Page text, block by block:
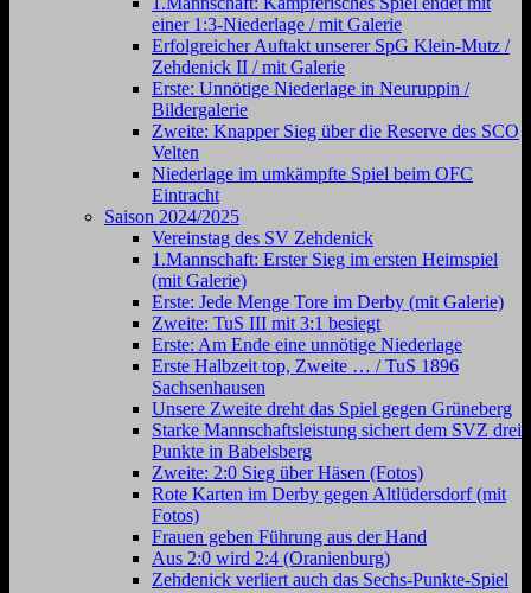
einer 1:3-Niederlage / mit Galerie
Erfolgreicher Auftakt unserer SpG Klein-Mutz /
Zehdenick II / mit Galerie
Erste: Unnötige Niederlage in Neuruppin /
Bildergalerie
Zweite: Knapper Sieg über die Reserve des SCO
Velten
Niederlage im umkämpfte Spiel beim OFC
Eintracht
Saison 2024/2025
Vereinstag des SV Zehdenick
1.Mannschaft: Erster Sieg im ersten Heimspiel
(mit Galerie)
Erste: Jede Menge Tore im Derby (mit Galerie)
Zweite: TuS III mit 3:1 besiegt
Erste: Am Ende eine unnötige Niederlage
Erste Halbzeit top, Zweite … / TuS 1896
Sachsenhausen
Unsere Zweite dreht das Spiel gegen Grüneberg
Starke Mannschaftsleistung sichert dem SVZ drei
Punkte in Babelsberg
Zweite: 2:0 Sieg über Häsen (Fotos)
Rote Karten im Derby gegen Altlüdersdorf (mit
Fotos)
Frauen geben Führung aus der Hand
Aus 2:0 wird 2:4 (Oranienburg)
Zehdenick verliert auch das Sechs-Punkte-Spiel